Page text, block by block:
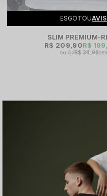
ESGOTOU
SLIM PREMIUM-
R$
R$ 209,90
6xR$ 34,98